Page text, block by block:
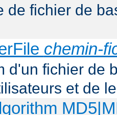
de fichier de
chemin-
d'un fichier de
et de